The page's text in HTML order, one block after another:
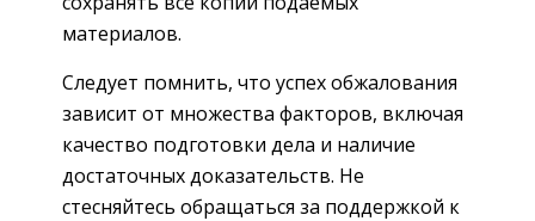
материалов.
Следует помнить, что успех обжалования
зависит от множества факторов, включая
качество подготовки дела и наличие
достаточных доказательств. Не
стесняйтесь обращаться за поддержкой к